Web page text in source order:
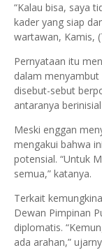
“Kalau bisa, saya
kader yang siap
wartawan, Kamis,
Pernyataan itu
dalam
disebut-sebut
antaranya
Meski enggan
mengakui bahwa
potensial. “Untuk
semua,” katanya.
Terkait
Dewan Pimpinan
diplomatis.
ada arahan,”